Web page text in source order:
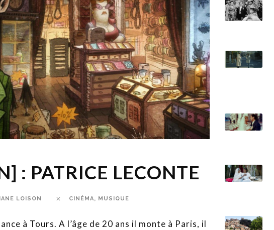
: PATRICE LECONTE
LOISON CINÉMA, MUSIQUE
à Tours. A l’âge de 20 ans il monte à Paris, il